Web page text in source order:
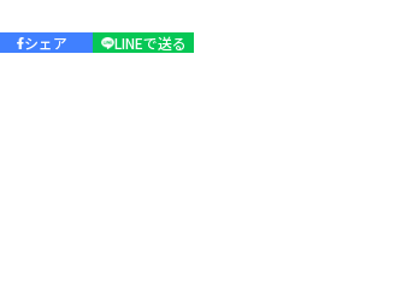
シェア LINEで送る